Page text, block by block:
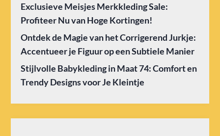
Exclusieve Meisjes Merkkleding Sale:
Profiteer Nu van Hoge Kortingen!
Ontdek de Magie van het Corrigerend Jurkje:
Accentueer je Figuur op een Subtiele Manier
Stijlvolle Babykleding in Maat 74: Comfort en
Trendy Designs voor Je Kleintje